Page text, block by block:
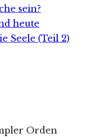
sein?
heute
Seele (Teil 2)